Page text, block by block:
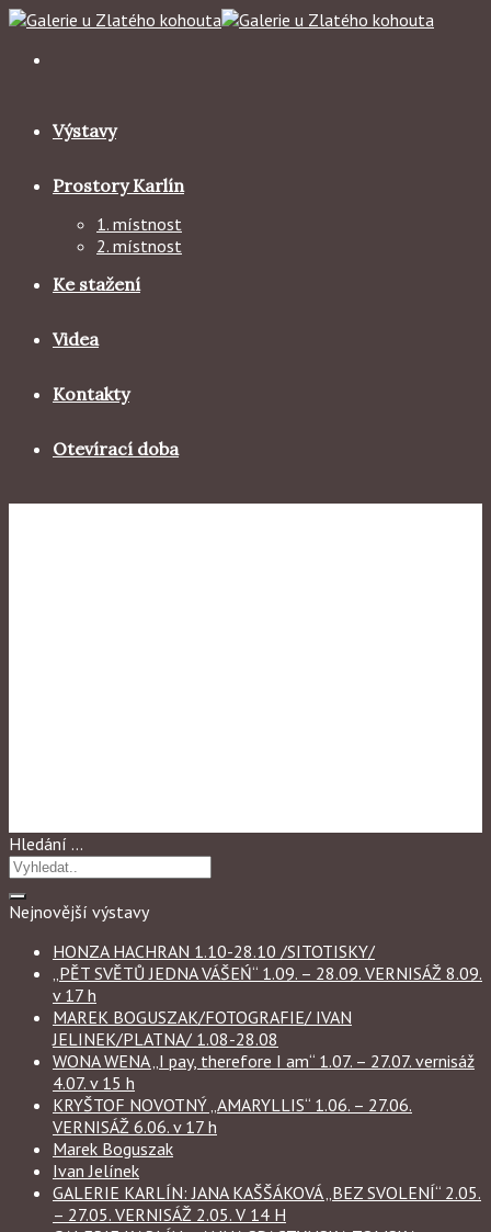
Skip
content
Výstavy
Prostory Karlín
1. místnost
2. místnost
Ke stažení
Videa
Kontakty
Otevírací doba
Hledání …
Nejnovější výstavy
HONZA HACHRAN 1.10-28.10 /SITOTISKY/
„PĚT SVĚTŮ JEDNA VÁŠEŃ“ 1.09. – 28.09. VERNISÁŽ 8.09.
v 17 h
MAREK BOGUSZAK/FOTOGRAFIE/ IVAN
JELINEK/PLATNA/ 1.08-28.08
WONA WENA „I pay, therefore I am“ 1.07. – 27.07. vernisáž
4.07. v 15 h
KRYŠTOF NOVOTNÝ „AMARYLLIS“ 1.06. – 27.06.
VERNISÁŽ 6.06. v 17 h
Marek Boguszak
Ivan Jelínek
GALERIE KARLÍN: JANA KAŠŠÁKOVÁ „BEZ SVOLENÍ“ 2.05.
– 27.05. VERNISÁŽ 2.05. V 14 H